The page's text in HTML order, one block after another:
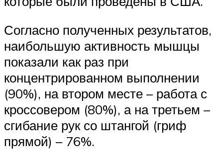
Согласно полученных результатов,
наибольшую активность мышцы
показали как раз при
концентрированном выполнении
(90%), на втором месте – работа с
кроссовером (80%), а на третьем –
сгибание рук со штангой (гриф
прямой) – 76%.